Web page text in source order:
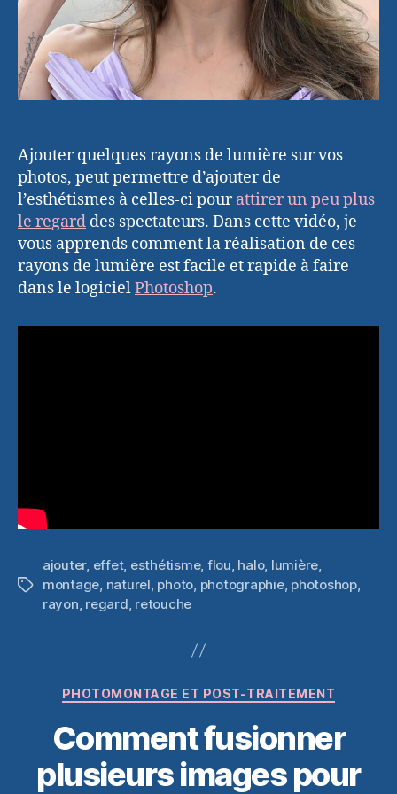
Ajouter quelques rayons de lumière sur vos
photos, peut permettre d’ajouter de
l’esthétismes à celles-ci pourattirer un peu plus
le regard des spectateurs. Dans cette vidéo, je
vous apprends comment la réalisation de ces
rayons de lumière est facile et rapide à faire
dans le logicielPhotoshop.
Étiquettes
ajouter, effet, esthétisme, flou, halo, lumière,
montage, naturel, photo, photographie, photoshop,
rayon, regard, retouche
Catégories
PHOTOMONTAGE ET POST-TRAITEMENT
Comment fusionner
plusieurs images pour